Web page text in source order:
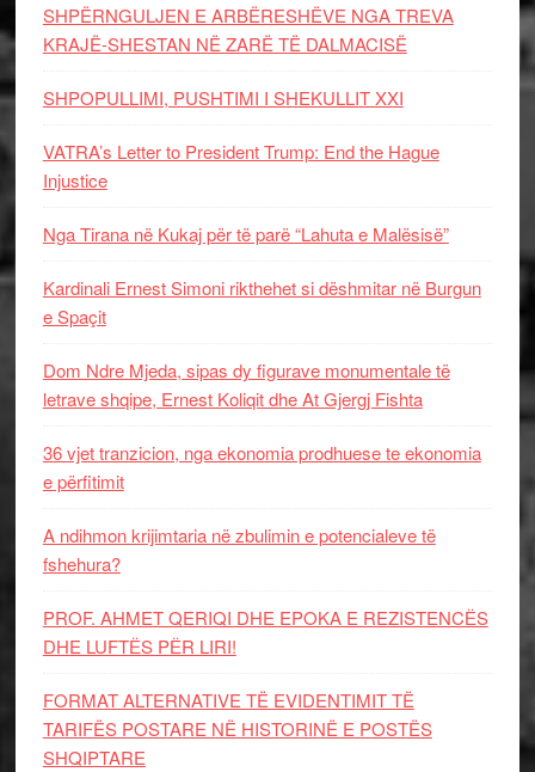
SHPËRNGULJEN E ARBËRESHËVE NGA TREVA
KRAJË-SHESTAN NË ZARË TË DALMACISË
SHPOPULLIMI, PUSHTIMI I SHEKULLIT XXI
VATRA’s Letter to President Trump: End the Hague
Injustice
Nga Tirana në Kukaj për të parë “Lahuta e Malësisë”
Kardinali Ernest Simoni rikthehet si dëshmitar në Burgun
e Spaçit
Dom Ndre Mjeda, sipas dy figurave monumentale të
letrave shqipe, Ernest Koliqit dhe At Gjergj Fishta
36 vjet tranzicion, nga ekonomia prodhuese te ekonomia
e përfitimit
A ndihmon krijimtaria në zbulimin e potencialeve të
fshehura?
PROF. AHMET QERIQI DHE EPOKA E REZISTENCЁS
DHE LUFTЁS PЁR LIRI!
FORMAT ALTERNATIVE TË EVIDENTIMIT TË
TARIFËS POSTARE NË HISTORINË E POSTËS
SHQIPTARE